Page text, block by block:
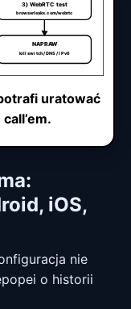
3) WebRTC test
browserleaks.com/webrtc
NAPRAW
kill switch / DNS / IPv6
uratować
iOS,
nie
o historii